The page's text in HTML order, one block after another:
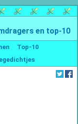
en top-10
Top-10